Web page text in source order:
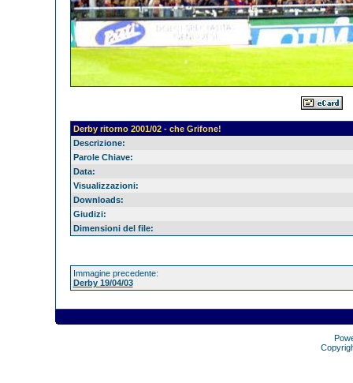
Derby ritorno 2001/02 - che Grifone!
Descrizione:
Parole Chiave:
Data:
Visualizzazioni:
Downloads:
Giudizi:
Dimensioni del file:
Immagine precedente:
Derby 19/04/03